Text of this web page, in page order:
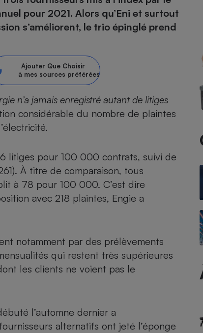
pour 2021. Alors qu’Eni et surtout
s’améliorent, le trio épinglé prend
Ajouter Que Choisir
à mes sources préférées
n’a jamais enregistré autant de litiges
considérable du nombre de plaintes
.
litiges pour 100 000 contrats, suivi de
À titre de comparaison, tous
à 78 pour 100 000. C’est dire
avec 218 plaintes, Engie a
notamment par des prélèvements
qui restent très supérieures
les clients ne voient pas le
l’automne dernier a
alternatifs ont jeté l’éponge
Circuits courts et
alimentation locale
Foie gras
Banque en ligne
linge
Panneaux
haute
mutuelle
des devis d’opticiens
santé
Obsèques - Pompes
funèbres
Puériculture - Produit
pour bébé